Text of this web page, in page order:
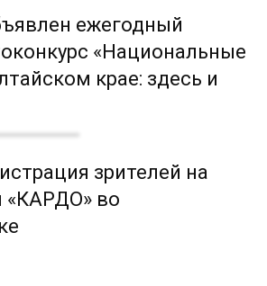
ежегодный
«Национальные
крае: здесь и
зрителей на
«КАРДО» во